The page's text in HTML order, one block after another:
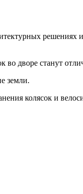
дворе станут
земли.
колясок и